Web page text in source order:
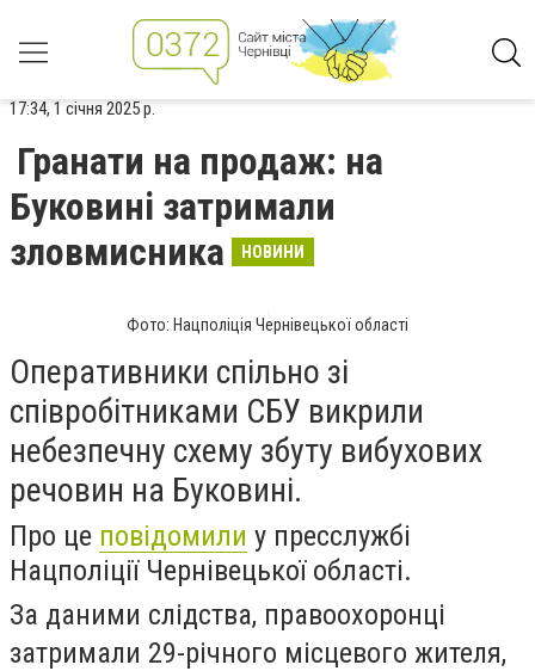
17:34, 1 січня 2025 р.
Гранати на продаж: на
Буковині затримали
зловмисника
НОВИНИ
Фото: Нацполіція Чернівецької області
Оперативники спільно зі
співробітниками СБУ викрили
небезпечну схему збуту вибухових
речовин на Буковині.
Про це повідомили у пресслужбі
Нацполіції Чернівецької області.
За даними слідства, правоохоронці
затримали 29-річного місцевого жителя,